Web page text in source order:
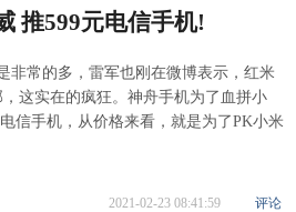
推599元电信手机!
非常的多，雷军也刚在微博表示，红米
这实在的疯狂。神舟手机为了血拼小
信手机，从价格来看，就是为了PK小米
2021-02-23 08:41:59 评论